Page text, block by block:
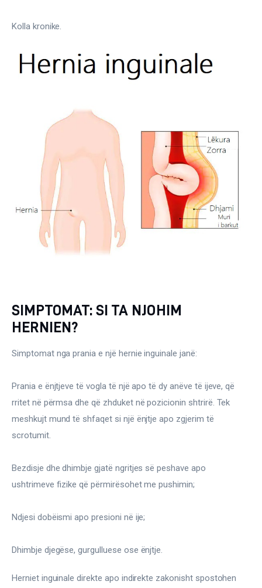
Kolla kronike.
SIMPTOMAT: SI TA NJOHIM
HERNIEN?
Simptomat nga prania e një hernie inguinale janë:
Prania e ënjtjeve të vogla të një apo të dy anëve të ijeve, që
rritet në përmsa dhe që zhduket në pozicionin shtrirë. Tek
meshkujt mund të shfaqet si një ënjtje apo zgjerim të
scrotumit.
Bezdisje dhe dhimbje gjatë ngritjes së peshave apo
ushtrimeve fizike që përmirësohet me pushimin;
Ndjesi dobëismi apo presioni në ije;
Dhimbje djegëse, gurgulluese ose ënjtje.
Herniet inguinale direkte apo indirekte zakonisht spostohen